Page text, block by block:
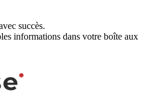
succès.
informations dans votre boîte aux